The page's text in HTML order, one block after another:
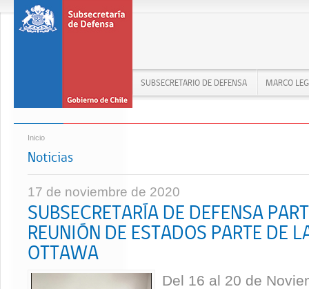
SUBSECRETARIO DE DEFENSA MARCO
Inicio
Noticias
17 de noviembre de 2020
SUBSECRETARÍA DE DEFENSA
REUNIÓN DE ESTADOS PARTE DE
OTTAWA
Del 16 al 20 de